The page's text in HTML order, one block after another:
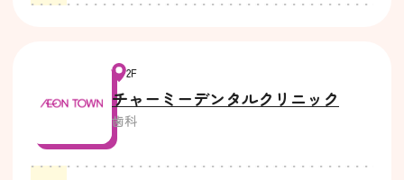
2F
チャーミーデンタルクリニック
歯科